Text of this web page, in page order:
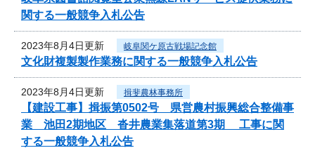
関する一般競争入札公告
2023年8月4日更新 岐阜関ケ原古戦場記念館
文化財複製製作業務に関する一般競争入札公告
2023年8月4日更新 揖斐農林事務所
【建設工事】揖振第0502号 県営農村振興総合整備事
業 池田2期地区 沓井農業集落道第3期 工事に関
する一般競争入札公告